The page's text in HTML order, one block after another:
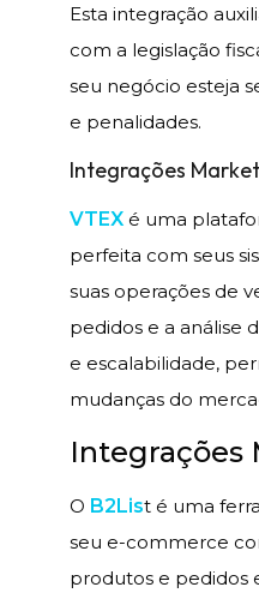
Esta integração
com a legislação
seu negócio esteja
e penalidades.
Integrações
VTEX é uma
perfeita com seus
suas operações de
pedidos e a análise
e escalabilidade,
mudanças do
Integrações
O B2List é uma
seu e-commerce
produtos e pedidos